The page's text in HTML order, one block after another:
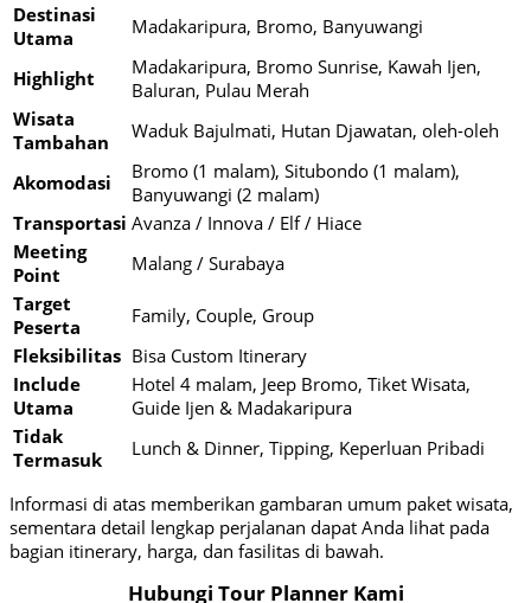
Destinasi
Utama
Madakaripura, Bromo, Banyuwangi
Highlight
Madakaripura, Bromo Sunrise, Kawah Ijen,
Baluran, Pulau Merah
Wisata
Tambahan
Waduk Bajulmati, Hutan Djawatan, oleh-oleh
Akomodasi
Bromo (1 malam), Situbondo (1 malam),
Banyuwangi (2 malam)
Transportasi Avanza / Innova / Elf / Hiace
Meeting
Point
Malang / Surabaya
Target
Peserta
Family, Couple, Group
Fleksibilitas Bisa Custom Itinerary
Include
Utama
Hotel 4 malam, Jeep Bromo, Tiket Wisata,
Guide Ijen & Madakaripura
Tidak
Termasuk
Lunch & Dinner, Tipping, Keperluan Pribadi
Informasi di atas memberikan gambaran umum paket wisata,
sementara detail lengkap perjalanan dapat Anda lihat pada
bagian itinerary, harga, dan fasilitas di bawah.
Hubungi Tour Planner Kami